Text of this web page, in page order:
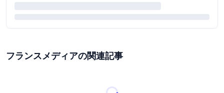
フランスメディアの関連記事